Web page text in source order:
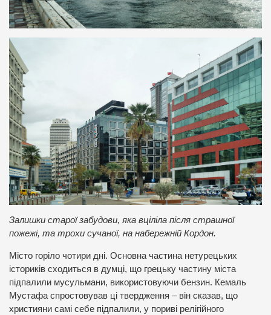
Залишки старої забудови, яка вціліла після страшної
пожежі, та трохи сучаної, на набережній Кордон.
Місто горіло чотири дні. Основна частина нетурецьких
істориків сходиться в думці, що грецьку частину міста
підпалили мусульмани, використовуючи бензин. Кемаль
Мустафа спростовував ці твердження – він сказав, що
християни самі себе підпалили, у пориві релігійного